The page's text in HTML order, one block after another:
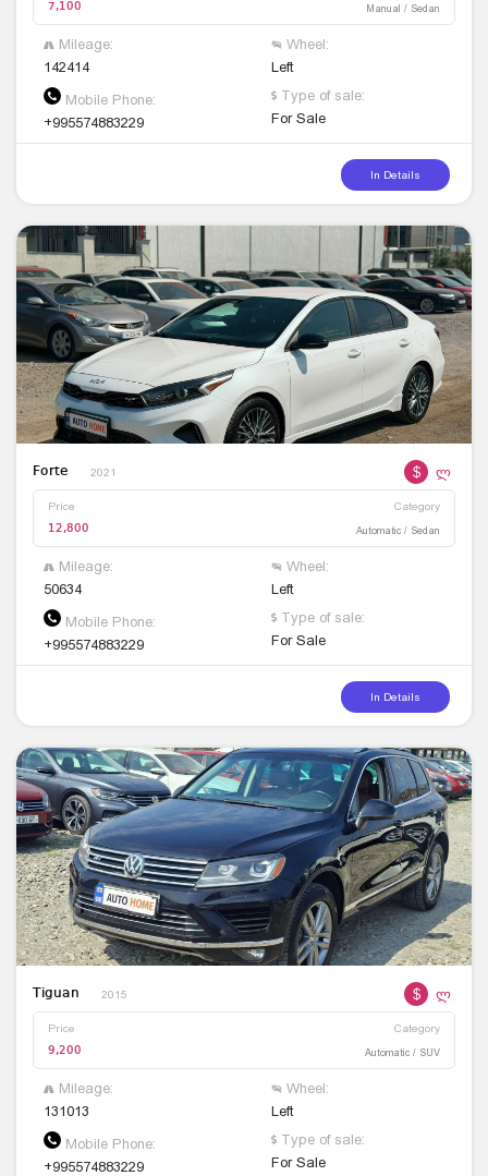
7,100 Manual / Sedan
Mileage:
142414
Wheel:
Left
Mobile Phone:
+995574883229
Type of sale:
For Sale
In Details
Forte 2021 $ ლ
Price Category
12,800 Automatic / Sedan
Mileage:
50634
Wheel:
Left
Mobile Phone:
+995574883229
Type of sale:
For Sale
In Details
Tiguan 2015 $ ლ
Price Category
9,200 Automatic / SUV
Mileage:
131013
Wheel:
Left
Mobile Phone:
+995574883229
Type of sale:
For Sale